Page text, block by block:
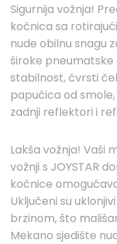
Sigurnija vožnja!
kočnica sa
nude obilnu snagu
široke pneumatske
stabilnost, čvrsti
papučica od
zadnji reflektori i
Lakša vožnja! Vaši
vožnji s JOYSTAR
kočnice
Uključeni su
brzinom, što
Mekano sjedište